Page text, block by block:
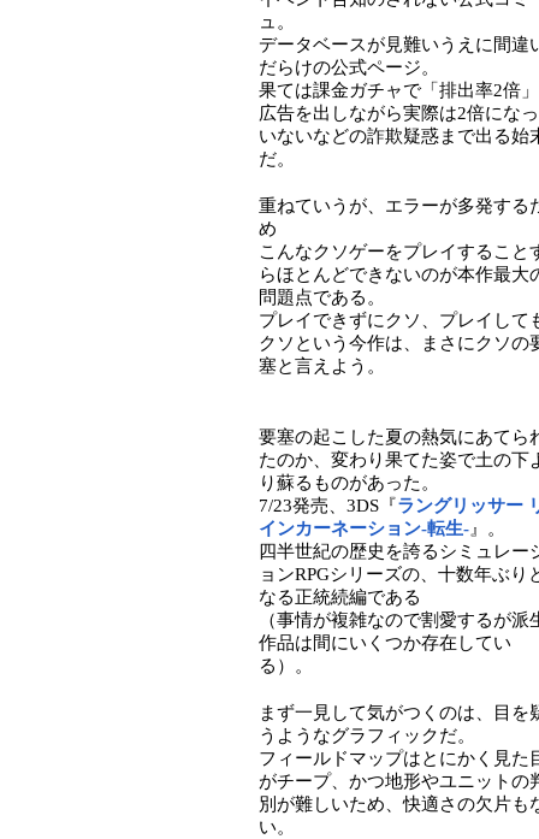
ュ。
データベースが見難いうえに間違
だらけの公式ページ。
果ては課金ガチャで「排出率2倍
広告を出しながら実際は2倍にな
いないなどの詐欺疑惑まで出る始
だ。
重ねていうが、エラーが多発する
め
こんなクソゲーをプレイすること
らほとんどできないのが本作最大
問題点である。
プレイできずにクソ、プレイして
クソという今作は、まさにクソの
塞と言えよう。
要塞の起こした夏の熱気にあてら
たのか、変わり果てた姿で土の下
り蘇るものがあった。
7/23発売、3DS『ラングリッサー
インカーネーション-転生- 』。
四半世紀の歴史を誇るシミュレー
ョンRPGシリーズの、十数年ぶり
なる正統続編である
（事情が複雑なので割愛するが派
作品は間にいくつか存在してい
る）。
まず一見して気がつくのは、目を
うようなグラフィックだ。
フィールドマップはとにかく見た
がチープ、かつ地形やユニットの
別が難しいため、快適さの欠片も
い。